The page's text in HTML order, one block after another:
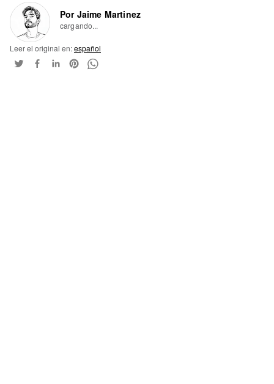
Por Jaime Martinez
cargando...
Leer el original en:español